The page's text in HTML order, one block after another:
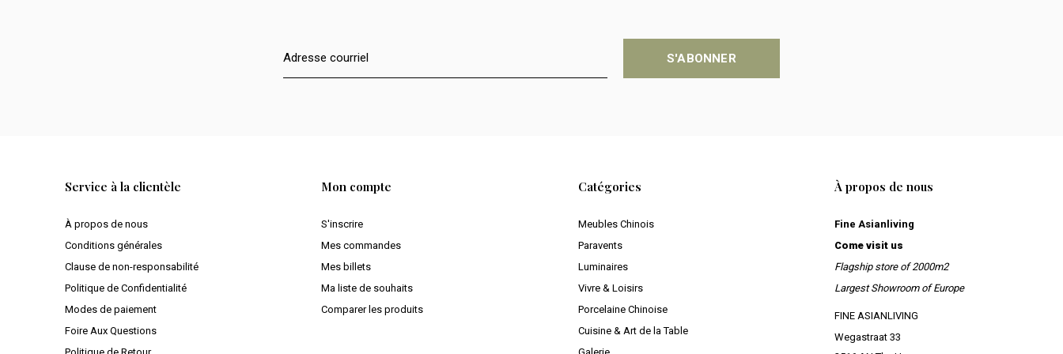
S'ABONNER
Service à la clientèle
À propos de nous
Conditions générales
Clause de non-responsabilité
Politique de Confidentialité
Modes de paiement
Foire Aux Questions
Mon compte
S'inscrire
Mes commandes
Mes billets
Ma liste de souhaits
Comparer les produits
Catégories
Meubles Chinois
Paravents
Luminaires
Vivre & Loisirs
Porcelaine Chinoise
Cuisine & Art de la Table
À propos de nous
Fine Asianliving
Come visit us
Flagship store of 2000m2
Largest Showroom of Europe
FINE ASIANLIVING
Wegastraat 33